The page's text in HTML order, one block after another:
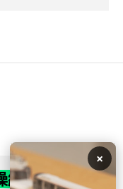
練 成都男
×